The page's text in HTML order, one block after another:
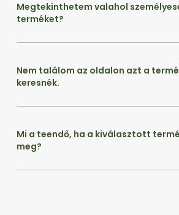
Megtekinthetem valahol
terméket?
Nem találom az oldalon azt a
keresnék.
Mi a teendő, ha a kiválasztott
meg?